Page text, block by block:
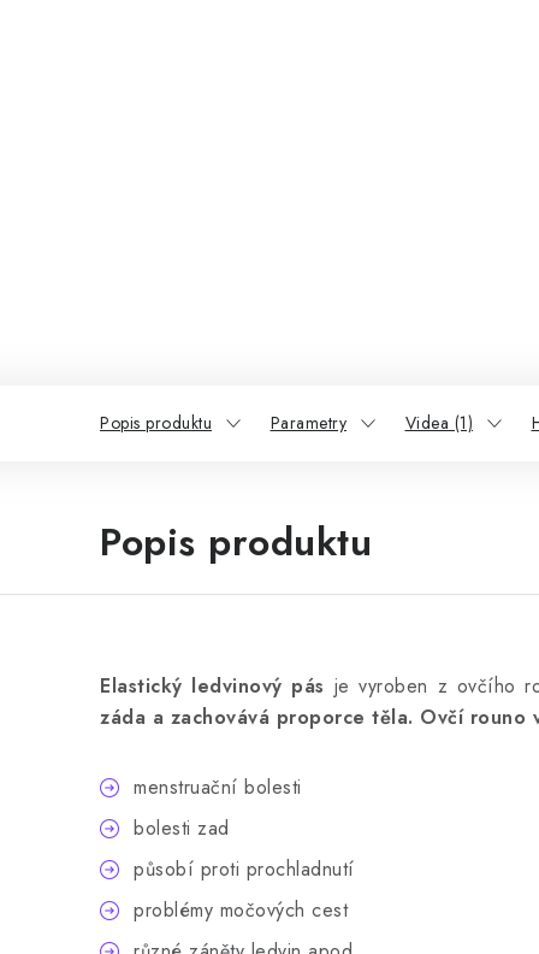
Popis produktu Parametry Videa (1)
Popis produktu
Elastický ledvinový pás je vyroben z ovčího
záda a zachovává proporce těla. Ovčí rouno
menstruační bolesti
bolesti zad
působí proti prochladnutí
problémy močových cest